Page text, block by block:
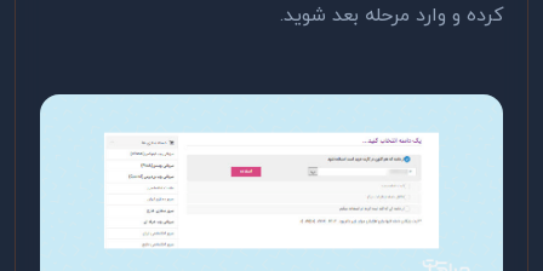
کرده و وارد مرحله بعد شوید.